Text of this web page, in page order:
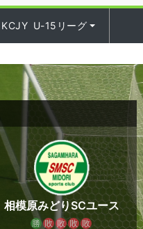
KCJY U-15リーグ
相模原みどりSCユース
勝 敗 敗 敗 敗